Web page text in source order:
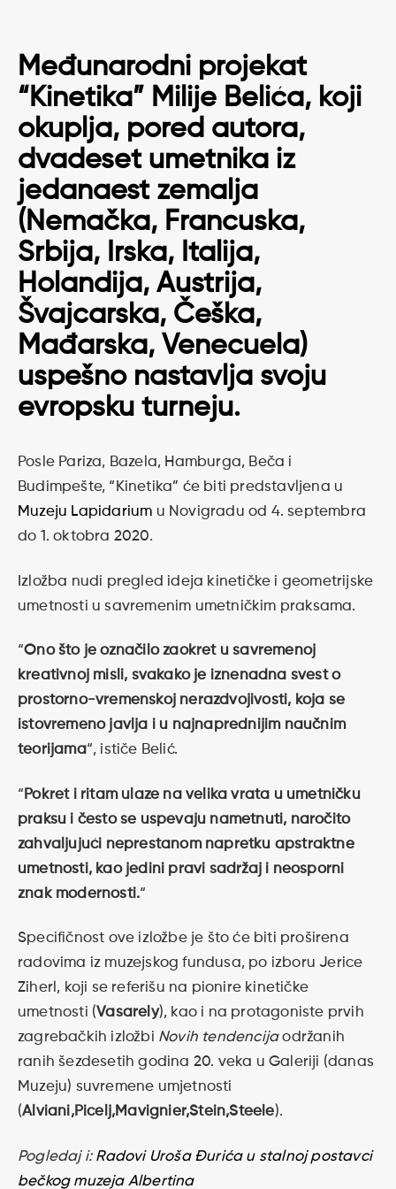
Međunarodni projekat
“Kinetika” Milije Belića, koji
okuplja, pored autora,
dvadeset umetnika iz
jedanaest zemalja
(Nemačka, Francuska,
Srbija, Irska, Italija,
Holandija, Austrija,
Švajcarska, Češka,
Mađarska, Venecuela)
uspešno nastavlja svoju
evropsku turneju.
Posle Pariza, Bazela, Hamburga, Beča i
Budimpešte, “Kinetika” će biti predstavljena u
Muzeju Lapidarium u Novigradu od 4. septembra
do 1. oktobra 2020.
Izložba nudi pregled ideja kinetičke i geometrijske
umetnosti u savremenim umetničkim praksama.
“Ono što je označilo zaokret u savremenoj
kreativnoj misli, svakako je iznenadna svest o
prostorno-vremenskoj nerazdvojivosti, koja se
istovremeno javlja i u najnaprednijim naučnim
teorijama“, ističe Belić.
“ Pokret i ritam ulaze na velika vrata u umetničku
praksu i često se uspevaju nametnuti, naročito
zahvaljujući neprestanom napretku apstraktne
umetnosti, kao jedini pravi sadržaj i neosporni
znak modernosti.“
Specifičnost ove izložbe je što će biti proširena
radovima iz muzejskog fundusa, po izboru Jerice
Ziherl, koji se referišu na pionire kinetičke
umetnosti (Vasarely), kao i na protagoniste prvih
zagrebačkih izložbi Novih tendencijaodržanih
ranih šezdesetih godina 20. veka u Galeriji (danas
Muzeju) suvremene umjetnosti
(Alviani,Picelj,Mavignier,Stein,Steele).
Pogledaj i: Radovi Uroša Đurića u stalnoj postavci
bečkog muzeja Albertina